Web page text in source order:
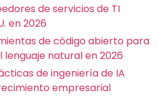
de servicios de TI
en 2026
de código abierto para
natural en 2026
de ingeniería de IA
empresarial